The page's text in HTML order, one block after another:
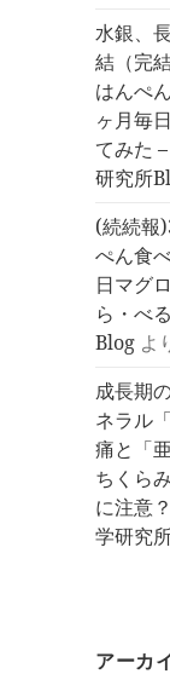
水銀、
結（完
はんぺ
ヶ月毎
てみた
研究所
(続続報
ぺん食
日マグ
ら・べ
Blog よ
成長期
ネラル
痛と「
ちくら
に注意
学研究
アーカ